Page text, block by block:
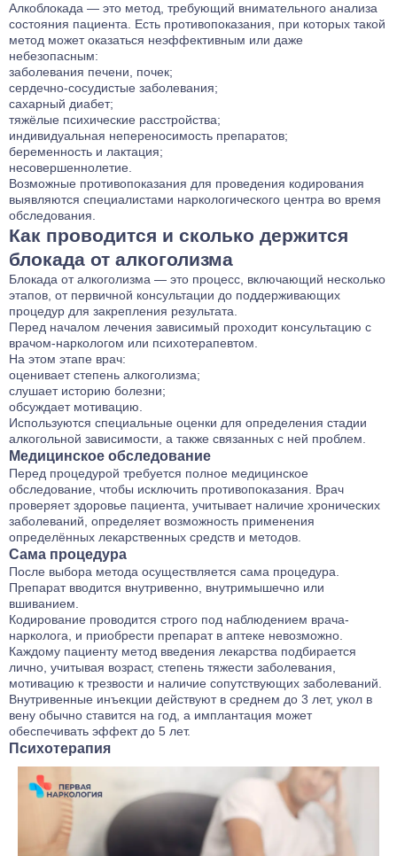
Алкоблокада — это метод, требующий внимательного анализа
состояния пациента. Есть противопоказания, при которых такой
метод может оказаться неэффективным или даже
небезопасным:
заболевания печени, почек;
сердечно-сосудистые заболевания;
сахарный диабет;
тяжёлые психические расстройства;
индивидуальная непереносимость препаратов;
беременность и лактация;
несовершеннолетие.
Возможные противопоказания для проведения кодирования
выявляются специалистами наркологического центра во время
обследования.
Как проводится и сколько держится
блокада от алкоголизма
Блокада от алкоголизма — это процесс, включающий несколько
этапов, от первичной консультации до поддерживающих
процедур для закрепления результата.
Перед началом лечения зависимый проходит консультацию с
врачом-наркологом или психотерапевтом.
На этом этапе врач:
оценивает степень алкоголизма;
слушает историю болезни;
обсуждает мотивацию.
Используются специальные оценки для определения стадии
алкогольной зависимости, а также связанных с ней проблем.
Медицинское обследование
Перед процедурой требуется полное медицинское
обследование, чтобы исключить противопоказания. Врач
проверяет здоровье пациента, учитывает наличие хронических
заболеваний, определяет возможность применения
определённых лекарственных средств и методов.
Сама процедура
После выбора метода осуществляется сама процедура.
Препарат вводится внутривенно, внутримышечно или
вшиванием.
Кодирование проводится строго под наблюдением врача-
нарколога, и приобрести препарат в аптеке невозможно.
Каждому пациенту метод введения лекарства подбирается
лично, учитывая возраст, степень тяжести заболевания,
мотивацию к трезвости и наличие сопутствующих заболеваний.
Внутривенные инъекции действуют в среднем до 3 лет, укол в
вену обычно ставится на год, а имплантация может
обеспечивать эффект до 5 лет.
Психотерапия